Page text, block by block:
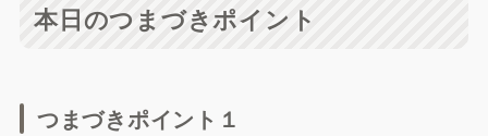
本日のつまづきポイント
つまづきポイント１